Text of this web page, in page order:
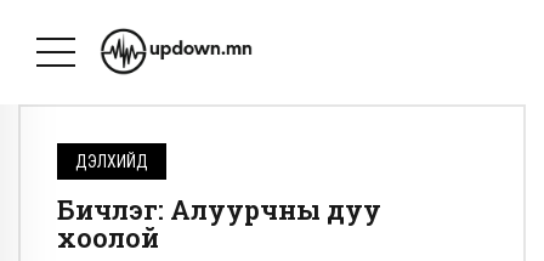
ДЭЛХИЙД
Бичлэг: Алуурчны дуу
хоолой